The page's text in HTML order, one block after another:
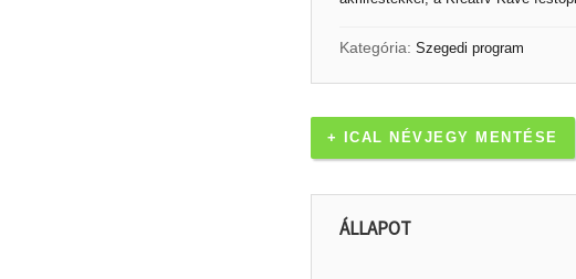
Kategória: Szegedi program
+ ICAL NÉVJEGY MENTÉSE
ÁLLAPOT